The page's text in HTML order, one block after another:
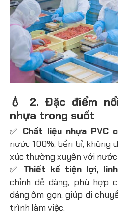
💧 2. Đặc điểm
nhựa trong suốt
✅ Chất liệu nhựa PVC
nước 100%, bền bỉ, không
xúc thường xuyên với nước
✅ Thiết kế tiện lợi,
chỉnh dễ dàng, phù hợp
dáng ôm gọn, giúp di
trình làm việc.